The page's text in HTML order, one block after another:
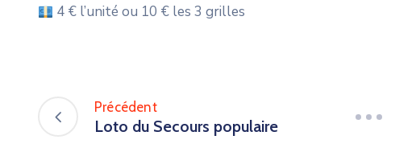
4 € l’unité ou 10 € les 3 grilles
Précédent
Loto du Secours populaire